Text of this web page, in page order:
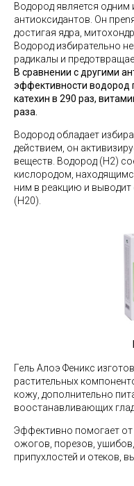
Водород является
антиоксидантов. Он
достигая ядра,
Водород избирательно
радикалы и
В сравнении с другими
эффективности водород
катехин в 290 раз,
раза.
Водород обладает
действием, он
веществ. Водород (H2)
кислородом,
ним в реакцию и выводит
(H20).
Гель Алоэ Феникс
растительных
кожу, дополнительно
воостанавливающих
Эффективно помогает
ожогов, порезов,
припухлостей и отеков,